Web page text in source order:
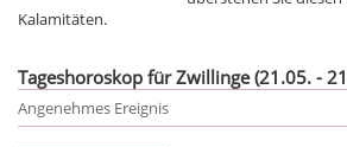
Kalamitäten.
Tageshoroskop für Zwillinge (21.05. -
Angenehmes Ereignis